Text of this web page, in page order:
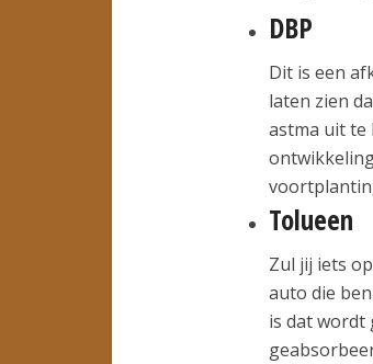
DBP
Dit is een
laten zien
astma uit te
Tolueen
Zul jij iets
auto die
is dat wordt